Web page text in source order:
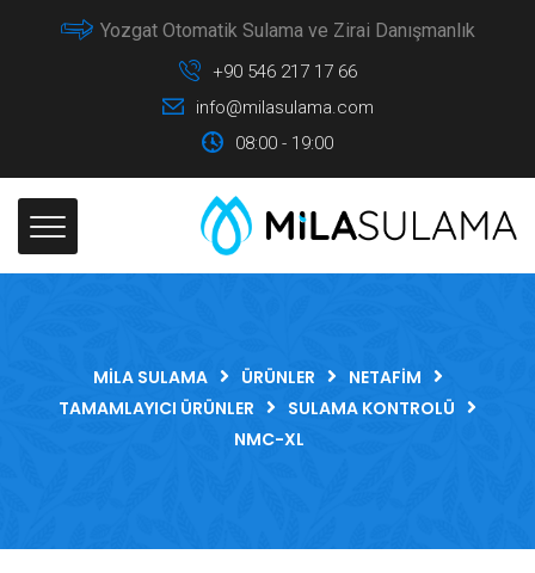
Yozgat Otomatik Sulama ve Zirai Danışmanlık
+90 546 217 17 66
info@milasulama.com
08:00 - 19:00
MILA SULAMA ÜRÜNLER
NETAFIM
TAMAMLAYICI ÜRÜNLER
SULAMA KONTROLÜ
NMC-XL